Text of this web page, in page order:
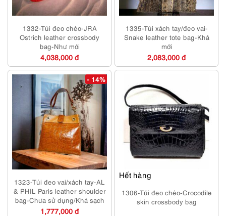
1332-Túi đeo chéo-JRA
Ostrich leather crossbody
bag-Như mới
4,038,000 đ
1335-Túi xách tay/đeo vai-
Snake leather tote bag-Khá
mới
2,083,000 đ
- 14%
1323-Túi đeo vai/xách tay-AL
& PHIL Paris leather shoulder
bag-Chưa sử dụng/Khá sạch
1,777,000 đ
Hết hàng
1306-Túi đeo chéo-Crocodile
skin crossbody bag